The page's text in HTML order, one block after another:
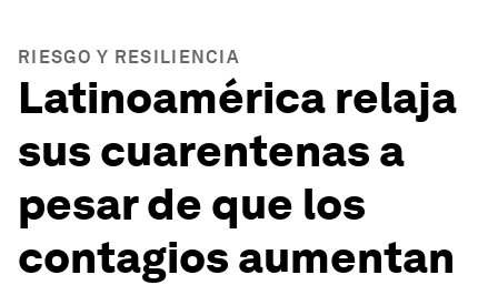
RIESGO Y RESILIENCIA
Latinoamérica relaja
sus cuarentenas a
pesar de que los
contagios aumentan